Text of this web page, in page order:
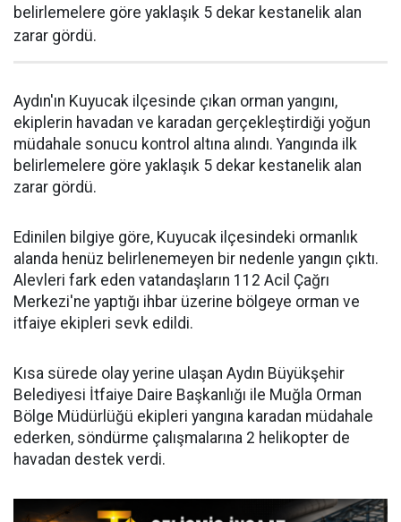
belirlemelere göre yaklaşık 5 dekar kestanelik alan
zarar gördü.
Aydın'ın Kuyucak ilçesinde çıkan orman yangını,
ekiplerin havadan ve karadan gerçekleştirdiği yoğun
müdahale sonucu kontrol altına alındı. Yangında ilk
belirlemelere göre yaklaşık 5 dekar kestanelik alan
zarar gördü.
Edinilen bilgiye göre, Kuyucak ilçesindeki ormanlık
alanda henüz belirlenemeyen bir nedenle yangın çıktı.
Alevleri fark eden vatandaşların 112 Acil Çağrı
Merkezi'ne yaptığı ihbar üzerine bölgeye orman ve
itfaiye ekipleri sevk edildi.
Kısa sürede olay yerine ulaşan Aydın Büyükşehir
Belediyesi İtfaiye Daire Başkanlığı ile Muğla Orman
Bölge Müdürlüğü ekipleri yangına karadan müdahale
ederken, söndürme çalışmalarına 2 helikopter de
havadan destek verdi.